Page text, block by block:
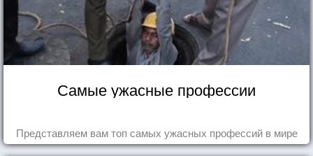
Самые ужасные профессии
Представляем вам топ самых ужасных профессий в мире